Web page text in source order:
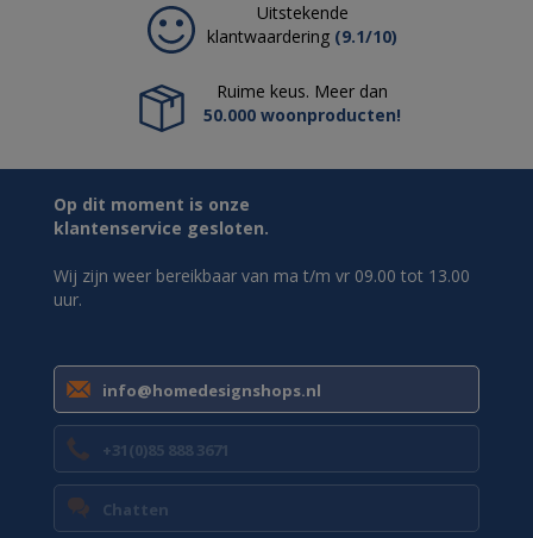
Uitstekende
klantwaardering (9.1/10)
Ruime keus. Meer dan
50.000 woonproducten!
Op dit moment is onze
klantenservice gesloten.
Wij zijn weer bereikbaar van ma t/m vr 09.00 tot 13.00
uur.
info@homedesignshops.nl
+31(0)85 888 3671
Chatten